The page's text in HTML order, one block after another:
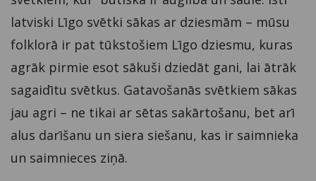
latviski Līgo svētki sākas ar dziesmām – mūsu
folklorā ir pat tūkstošiem Līgo dziesmu, kuras
agrāk pirmie esot sākuši dziedāt gani, lai ātrāk
sagaidītu svētkus. Gatavošanās svētkiem sākas
jau agri – ne tikai ar sētas sakārtošanu, bet arī
alus darīšanu un siera siešanu, kas ir saimnieka
un saimnieces ziņā.